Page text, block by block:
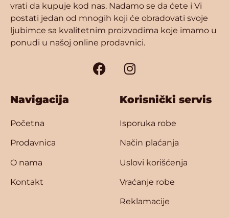
vrati da kupuje kod nas. Nadamo se da ćete i Vi
postati jedan od mnogih koji će obradovati svoje
ljubimce sa kvalitetnim proizvodima koje imamo u
ponudi u našoj online prodavnici.
Navigacija
Početna
Prodavnica
O nama
Kontakt
Korisnički servis
Isporuka robe
Način plaćanja
Uslovi korišćenja
Vraćanje robe
Reklamacije